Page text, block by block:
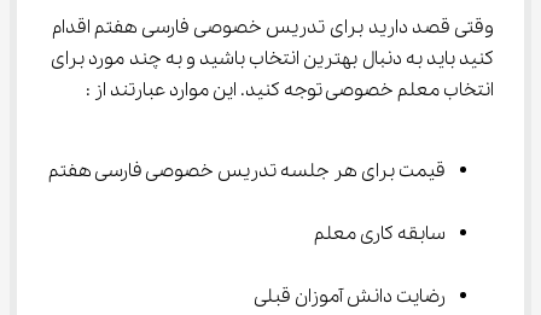
وقتی قصد دارید برای تدریس خصوصی فارسی هفتم اقدام
کنید باید به دنبال بهترین انتخاب باشید و به چند مورد برای
انتخاب معلم خصوصی توجه کنید. این موارد عبارتند از :
قیمت برای هر جلسه تدریس خصوصی فارسی هفتم
سابقه کاری معلم
رضایت دانش آموزان قبلی